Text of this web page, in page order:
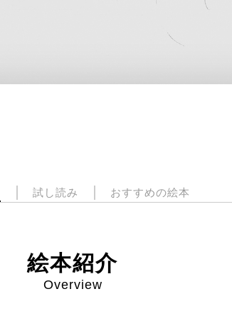
試し読み おすすめの絵本
絵本紹介
Overview